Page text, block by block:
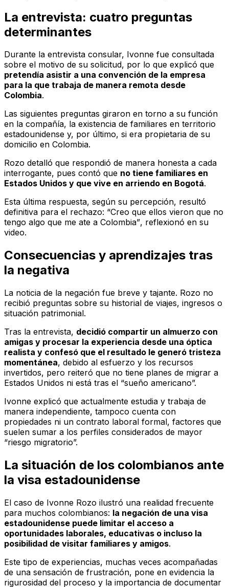
La entrevista: cuatro preguntas
determinantes
Durante la entrevista consular, Ivonne fue consultada
sobre el motivo de su solicitud, por lo que explicó que
pretendía asistir a una convención de la empresa
para la que trabaja de manera remota desde
Colombia.
Las siguientes preguntas giraron en torno a su función
en la compañía, la existencia de familiares en territorio
estadounidense y, por último, si era propietaria de su
domicilio en Colombia.
Rozo detalló que respondió de manera honesta a cada
interrogante, pues contó que no tiene familiares en
Estados Unidos y que vive en arriendo en Bogotá.
Esta última respuesta, según su percepción, resultó
definitiva para el rechazo: “Creo que ellos vieron que no
tengo algo que me ate a Colombia”, reflexionó en su
video.
Consecuencias y aprendizajes tras
la negativa
La noticia de la negación fue breve y tajante. Rozo no
recibió preguntas sobre su historial de viajes, ingresos o
situación patrimonial.
Tras la entrevista, decidió compartir un almuerzo con
amigas y procesar la experiencia desde una óptica
realista y confesó que el resultado le generó tristeza
momentánea, debido al esfuerzo y los recursos
invertidos, pero reiteró que no tiene planes de migrar a
Estados Unidos ni está tras el “sueño americano”.
Ivonne explicó que actualmente estudia y trabaja de
manera independiente, tampoco cuenta con
propiedades ni un contrato laboral formal, factores que
suelen sumar a los perfiles considerados de mayor
“riesgo migratorio”.
La situación de los colombianos ante
la visa estadounidense
El caso de Ivonne Rozo ilustró una realidad frecuente
para muchos colombianos: la negación de una visa
estadounidense puede limitar el acceso a
oportunidades laborales, educativas o incluso la
posibilidad de visitar familiares y amigos.
Este tipo de experiencias, muchas veces acompañadas
de una sensación de frustración, pone en evidencia la
rigurosidad del proceso y la importancia de documentar